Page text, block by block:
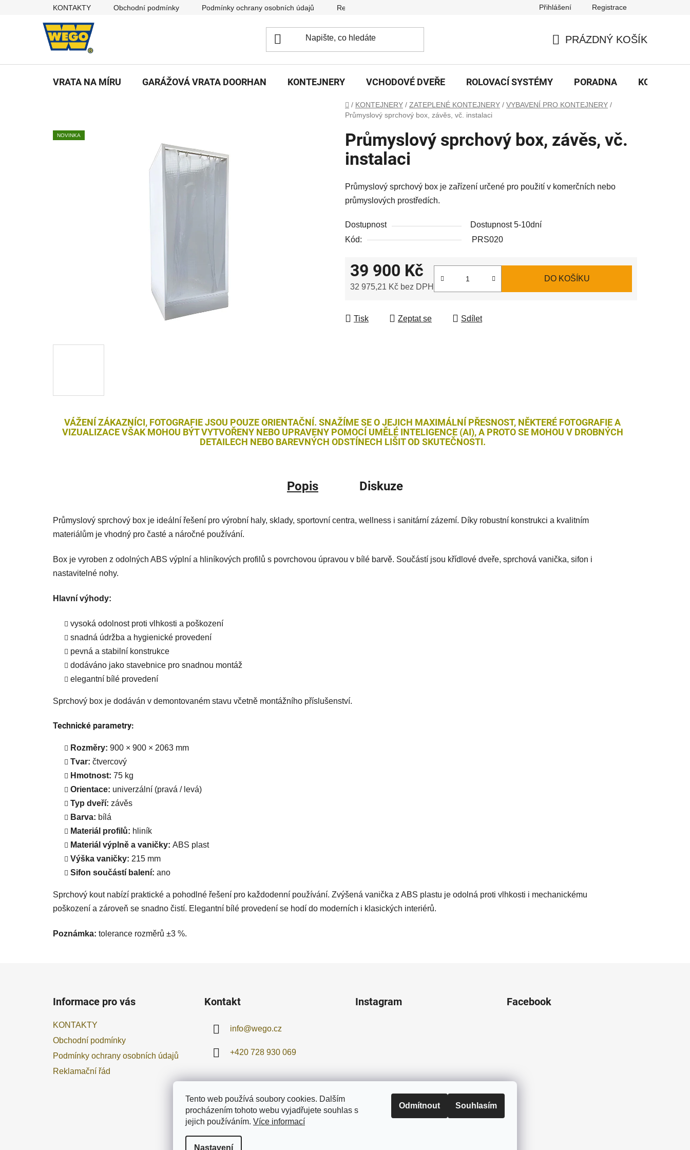
Tento web používá soubory cookies. Dalším
procházením tohoto webu vyjadřujete souhlas s
jejich používáním. Více informací
Nastavení
Odmítnout Souhlasím
KONTAKTY Obchodní podmínky Podmínky ochrany osobních údajů Reklamační řád Přihlášení Registrace
KOŠÍK
PRÁZDNÝ KOŠÍK
VRATA NA MÍRU GARÁŽOVÁ VRATA DOORHAN KONTEJNERY VCHODOVÉ DVEŘE ROLOVACÍ SYSTÉMY PORADNA KONTAKTY
Domů
/ KONTEJNERY / ZATEPLENÉ KONTEJNERY / VYBAVENÍ PRO KONTEJNERY /
Průmyslový sprchový box, závěs, vč. instalaci
Průmyslový sprchový box, závěs, vč.
instalaci
Průmyslový sprchový box je zařízení určené pro použití v komerčních nebo
průmyslových prostředích.
Dostupnost
Dostupnost 5-10dní
Kód:
PRS020
39 900 Kč
32 975,21 Kč bez DPH
DO KOŠÍKU
Tisk Zeptat se Sdílet
NOVINKA
VÁŽENÍ ZÁKAZNÍCI, FOTOGRAFIE JSOU POUZE ORIENTAČNÍ. SNAŽÍME SE O JEJICH MAXIMÁLNÍ PŘESNOST, NĚKTERÉ FOTOGRAFIE A
VIZUALIZACE VŠAK MOHOU BÝT VYTVOŘENY NEBO UPRAVENY POMOCÍ UMĚLÉ INTELIGENCE (AI), A PROTO SE MOHOU V DROBNÝCH
DETAILECH NEBO BAREVNÝCH ODSTÍNECH LIŠIT OD SKUTEČNOSTI.
Popis Diskuze
Průmyslový sprchový box je ideální řešení pro výrobní haly, sklady, sportovní centra, wellness i sanitární zázemí. Díky robustní konstrukci a kvalitním
materiálům je vhodný pro časté a náročné používání.
Box je vyroben z odolných ABS výplní a hliníkových profilů s povrchovou úpravou v bílé barvě. Součástí jsou křídlové dveře, sprchová vanička, sifon i
nastavitelné nohy.
Hlavní výhody:
vysoká odolnost proti vlhkosti a poškození
snadná údržba a hygienické provedení
pevná a stabilní konstrukce
dodáváno jako stavebnice pro snadnou montáž
elegantní bílé provedení
Sprchový box je dodáván v demontovaném stavu včetně montážního příslušenství.
Technické parametry:
Rozměry: 900 × 900 × 2063 mm
Tvar: čtvercový
Hmotnost: 75 kg
Orientace: univerzální (pravá / levá)
Typ dveří: závěs
Barva: bílá
Materiál profilů: hliník
Materiál výplně a vaničky: ABS plast
Výška vaničky: 215 mm
Sifon součástí balení: ano
Sprchový kout nabízí praktické a pohodlné řešení pro každodenní používání. Zvýšená vanička z ABS plastu je odolná proti vlhkosti i mechanickému
poškození a zároveň se snadno čistí. Elegantní bílé provedení se hodí do moderních i klasických interiérů.
Poznámka: tolerance rozměrů ±3 %.
Informace pro vás
KONTAKTY
Obchodní podmínky
Podmínky ochrany osobních údajů
Reklamační řád
Kontakt
info@wego.cz
+420 728 930 069
Instagram Facebook